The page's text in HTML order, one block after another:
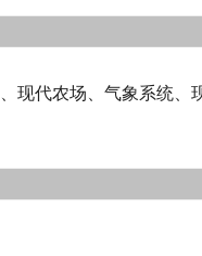
现代农场 气象系统、